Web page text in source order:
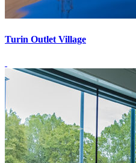
Turin Outlet Village